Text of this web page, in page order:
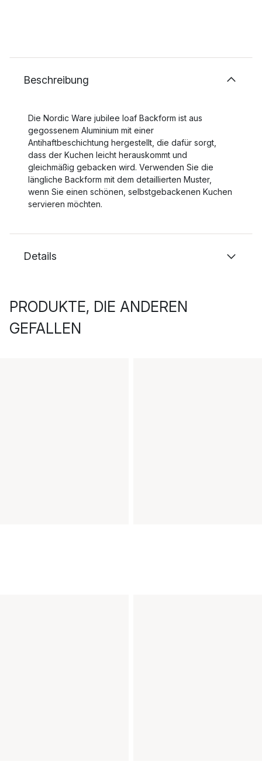
Beschreibung
Die Nordic Ware jubilee loaf Backform ist aus
gegossenem Aluminium mit einer
Antihaftbeschichtung hergestellt, die dafür sorgt,
dass der Kuchen leicht herauskommt und
gleichmäßig gebacken wird. Verwenden Sie die
längliche Backform mit dem detaillierten Muster,
wenn Sie einen schönen, selbstgebackenen Kuchen
servieren möchten.
Details
PRODUKTE, DIE ANDEREN
GEFALLEN